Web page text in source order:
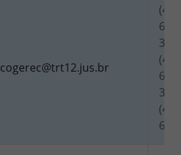
cogerec@trt12.jus.br